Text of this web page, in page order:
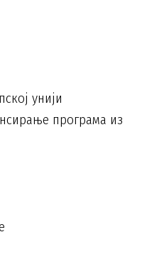
унији
програма из